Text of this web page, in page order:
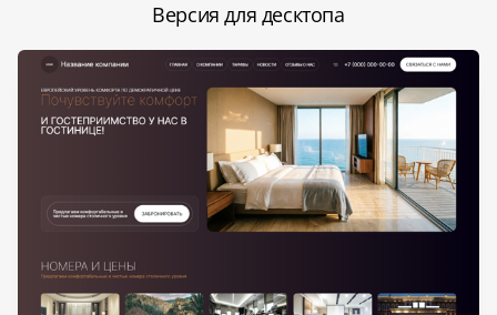
Версия для десктопа